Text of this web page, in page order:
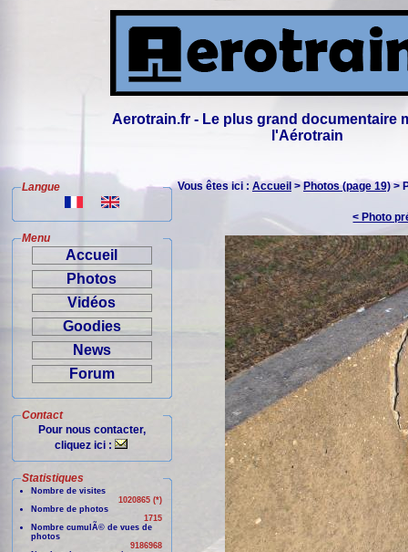
Aerotrain.fr - Le plus grand documentaire
l'Aérotrain
Langue
Menu
Accueil
Photos
Vidéos
Goodies
News
Forum
Contact
Pour nous contacter,
cliquez ici :
Statistiques
Nombre de visites
1020865 (*)
Nombre de photos
1715
Nombre cumulÃ© de vues de
photos
9186968
Vous êtes ici : Accueil > Photos (page 19) >
< Photo